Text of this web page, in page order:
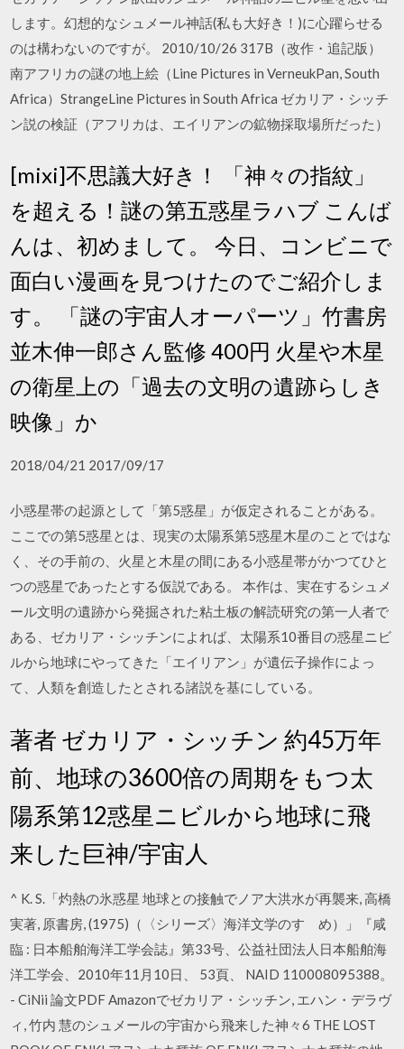
します。幻想的なシュメール神話(私も大好き！)に心躍らせる
のは構わないのですが。 2010/10/26 317B（改作・追記版）
南アフリカの謎の地上絵（Line Pictures in VerneukPan, South
Africa）StrangeLine Pictures in South Africa ゼカリア・シッチ
ン説の検証（アフリカは、エイリアンの鉱物採取場所だった）
[mixi]不思議大好き！ 「神々の指紋」
を超える！謎の第五惑星ラハブ こんば
んは、初めまして。 今日、コンビニで
面白い漫画を見つけたのでご紹介しま
す。 「謎の宇宙人オーパーツ」竹書房
並木伸一郎さん監修 400円 火星や木星
の衛星上の「過去の文明の遺跡らしき
映像」か
2018/04/21 2017/09/17
小惑星帯の起源として「第5惑星」が仮定されることがある。
ここでの第5惑星とは、現実の太陽系第5惑星木星のことではな
く、その手前の、火星と木星の間にある小惑星帯がかつてひと
つの惑星であったとする仮説である。 本作は、実在するシュメ
ール文明の遺跡から発掘された粘土板の解読研究の第一人者で
ある、ゼカリア・シッチンによれば、太陽系10番目の惑星ニビ
ルから地球にやってきた「エイリアン」が遺伝子操作によっ
て、人類を創造したとされる諸説を基にしている。
著者 ゼカリア・シッチン 約45万年
前、地球の3600倍の周期をもつ太
陽系第12惑星ニビルから地球に飛
来した巨神/宇宙人
^ K. S.「灼熱の氷惑星 地球との接触でノア大洪水が再襲来, 高橋
実著, 原書房, (1975)（〈シリーズ〉海洋文学のすゝめ）」『咸
臨 : 日本船舶海洋工学会誌』第33号、公益社団法人日本船舶海
洋工学会、2010年11月10日、 53頁、 NAID 110008095388。
- CiNii 論文PDF Amazonでゼカリア・シッチン, エハン・デラヴ
ィ, 竹内 慧のシュメールの宇宙から飛来した神々6 THE LOST